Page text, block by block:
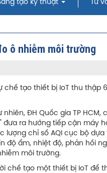
tạo kỹ thuật Tư
ô nhiễm môi trường
chế tạo thiết bị IoT thu
nhiên, ĐH Quốc gia TP
đưa ra hướng tiếp cận máy
lượng chỉ số AQI cục bộ
độ ẩm, nhiệt độ, phản hồi
môi trường.
chế tạo một thiết bị IoT để